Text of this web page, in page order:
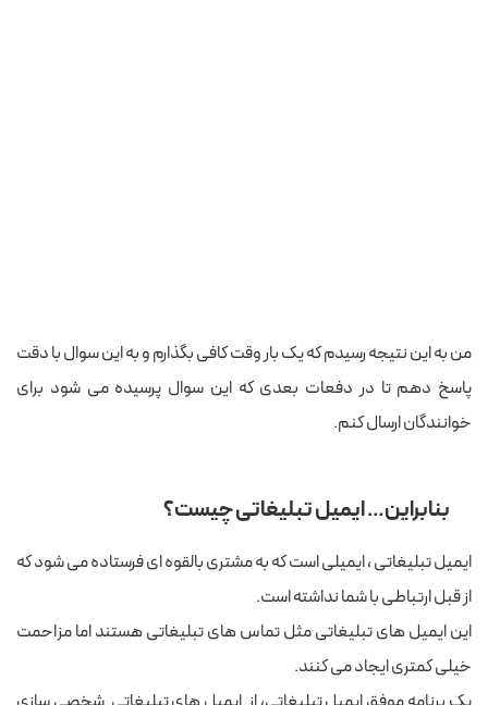
من به این نتیجه رسیدم که یک بار وقت کافی بگذارم و به این سوال با دقت
پاسخ دهم تا در دفعات بعدی که این سوال پرسیده می شود برای
خوانندگان ارسال کنم.
بنابراین… ایمیل تبلیغاتی چیست؟
ایمیل تبلیغاتی ، ایمیلی است که به مشتری بالقوه ای فرستاده می شود که
از قبل ارتباطی با شما نداشته است.
این ایمیل های تبلیغاتی مثل تماس های تبلیغاتی هستند اما مزاحمت
خیلی کمتری ایجاد می کنند.